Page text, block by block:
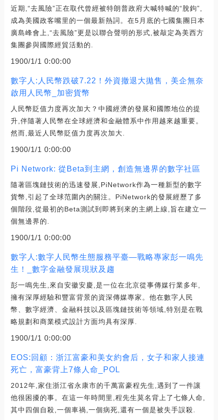
近期,“去風險”正在取代曾經被特朗普政府大喊特喊的“脫鉤”,
成為美國政客嘴里的一個最新熱詞。在5月底的七國集團日本
廣島峰會上,“去風險”更是以聯合聲明的形式,被敲定為美西方
集團參與國際經貿活動的.
1900/1/1 0:00:00
數字人:人民幣跌破7.22！外資撤退大拋售，美企無奈
啟用人民幣_加密貨幣
人民幣貶值力度再次加大？中國經濟的發展和國際地位的提
升,伴隨著人民幣在全球經濟和金融體系中作用越來越重要。
然而,最近人民幣貶值力度再次加大.
1900/1/1 0:00:00
Pi Network: 從Beta到主網，創造無邊界的數字社區
隨著區塊鏈技術的迅速發展,PiNetwork作為一種新型的數字
貨幣,引起了全球范圍內的關注。PiNetwork的發展經歷了多
個階段,從最初的Beta測試到即將到來的主網上線,旨在建立一
個無邊界的.
1900/1/1 0:00:00
數字人:數字人民幣生態服務平臺—戰略專家彭一鳴先
生！_數字金融發展現狀及趨
彭一鳴先生,來自安徽安慶,是一位在北京從事傳媒行業多年,
擁有深厚經驗和豐富背景的資深傳媒專家。他在數字人民
幣、數字經濟、金融科技以及區塊鏈技術等領域,特別是在戰
略規劃和商業模式設計方面均具有深厚.
1900/1/1 0:00:00
EOS:回顧：浙江富豪和美女約會后，女子和家人接連
死亡，富豪背上7條人命_POL
2012年,家住浙江省永康市的千萬富豪程先生,遇到了一件讓
他很困擾的事。在這一年時間里,程先生莫名背上了七條人命,
其中四個自殺,一個車禍,一個病死,還有一個是被失手誤殺.